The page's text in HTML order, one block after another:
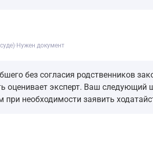
· Нужен документ
без согласия родственников
оценивает эксперт. Ваш
необходимости заявить